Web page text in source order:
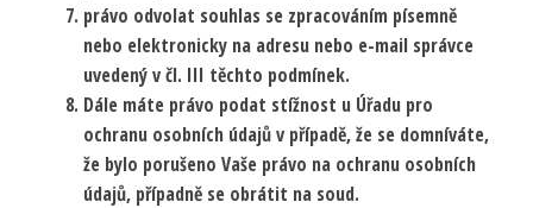
právo odvolat souhlas se zpracováním písemně
nebo elektronicky na adresu nebo e-mail správce
uvedený v čl. III těchto podmínek.
Dále máte právo podat stížnost u Úřadu pro
ochranu osobních údajů v případě, že se domníváte,
že bylo porušeno Vaše právo na ochranu osobních
údajů, případně se obrátit na soud.